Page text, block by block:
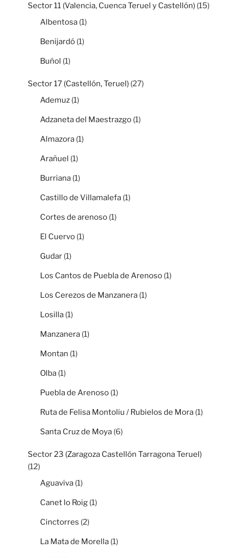
Sector 11 (Valencia, Cuenca Teruel y Castellón) (15)
Albentosa (1)
Benijardó (1)
Buñol (1)
Sector 17 (Castellón, Teruel) (27)
Ademuz (1)
Adzaneta del Maestrazgo (1)
Almazora (1)
Arañuel (1)
Burriana (1)
Castillo de Villamalefa (1)
Cortes de arenoso (1)
El Cuervo (1)
Gudar (1)
Los Cantos de Puebla de Arenoso (1)
Los Cerezos de Manzanera (1)
Losilla (1)
Manzanera (1)
Montan (1)
Olba (1)
Puebla de Arenoso (1)
Ruta de Felisa Montoliu / Rubielos de Mora (1)
Santa Cruz de Moya (6)
Sector 23 (Zaragoza Castellón Tarragona Teruel)
(12)
Aguaviva (1)
Canet lo Roig (1)
Cinctorres (2)
La Mata de Morella (1)